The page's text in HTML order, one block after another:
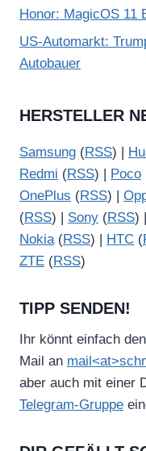
Honor: MagicOS 11
US-Automarkt:
Autobauer
HERSTELLER
Samsung (RSS) |
Redmi (RSS) | Poco
OnePlus (RSS) |
(RSS) | Sony (RSS) |
Nokia(RSS) | HTC (
ZTE (RSS)
TIPP SENDEN!
Ihr könnt einfach
Mail an
aber auch mit einer
Telegram-Gruppe